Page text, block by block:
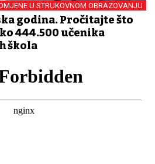
U STRUKOVNOM OBRAZOVANJU
godina. Pročitajte što
444.500 učenika
škola